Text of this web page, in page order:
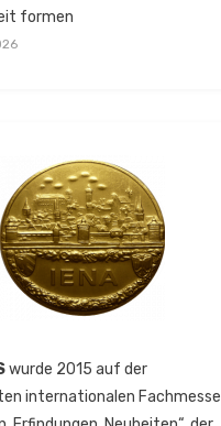
formen
wurde 2015 auf der
internationalen Fachmesse